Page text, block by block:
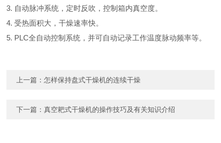
3. 自动脉冲系统，定时反吹，控制箱内真空度。
4. 受热面积大，干燥速率快。
5. PLC全自动控制系统，并可自动记录工作温度脉动频率等。
上一篇：怎样保持盘式干燥机的连续干燥
下一篇：真空耙式干燥机的操作技巧及有关知识介绍